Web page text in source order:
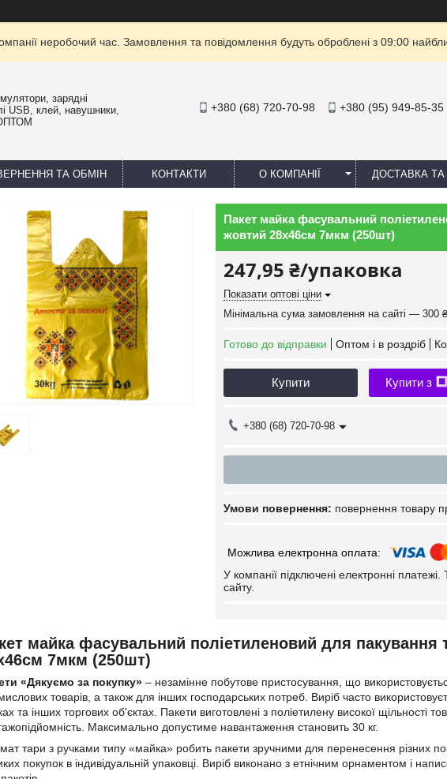
неробочий час. Замовлення та повідомлення будуть оброблені з 09:00
зарядні
USB, клей, навушники,
ОПТОМ
+380 (68) 720-70-98 +380 (95) 949-85-35
ТА ОБМІН КОНТАКТИ О КОМПАНІЇ ДОСТАВКА
Пакет майка фасувальний
жовтий 28х46см 7мкм (250шт)
247,95 ₴/упаковка
Показати оптові ціни
Мінімальна сума замовлення на сайті — 300 ₴
Готово до відправки Оптом і в роздріб
Купити Купити з
+380 (68) 720-70-98
повернення товару
У компанії підключені електронні
сайту.
майка фасувальний поліетиленовий для пакування
7мкм (250шт)
«Дякуємо за покупку» – незамінне побутове пристосування, що
товарів, а також для інших господарських потреб. Виріб часто
та інших торгових об'єктах. Пакети виготовлені з поліетилену високої
Максимально допустиме навантаження становить 30 кг.
тари з ручками типу «майка» робить пакети зручними для перенесення різних
покупок в індивідуальній упаковці. Виріб виконано з етнічним орнаментом і